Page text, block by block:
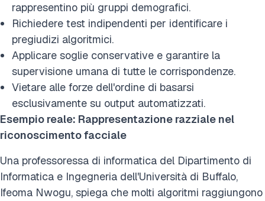
rappresentino più gruppi demografici.
Richiedere test indipendenti per identificare i
pregiudizi algoritmici.
Applicare soglie conservative e garantire la
supervisione umana di tutte le corrispondenze.
Vietare alle forze dell'ordine di basarsi
esclusivamente su output automatizzati.
Esempio reale: Rappresentazione razziale nel
riconoscimento facciale
Una professoressa di informatica del Dipartimento di
Informatica e Ingegneria dell'Università di Buffalo,
Ifeoma Nwogu, spiega che molti algoritmi raggiungono